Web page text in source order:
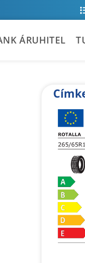
ÁRUHITEL